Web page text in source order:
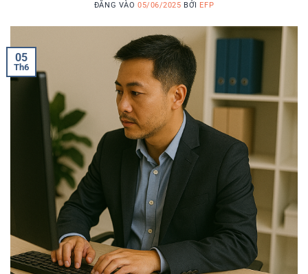
ĐĂNG VÀO 05/06/2025 BỞI EFP
05
Th6